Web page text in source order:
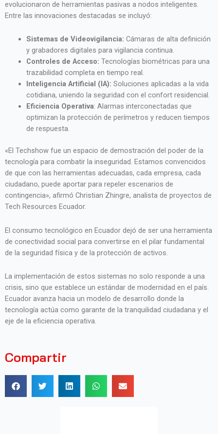
evolucionaron de herramientas pasivas a nodos inteligentes.
Entre las innovaciones destacadas se incluyó:
Sistemas de Videovigilancia: Cámaras de alta definición
y grabadores digitales para vigilancia continua.
Controles de Acceso: Tecnologías biométricas para una
trazabilidad completa en tiempo real.
Inteligencia Artificial (IA): Soluciones aplicadas a la vida
cotidiana, uniendo la seguridad con el confort residencial.
Eficiencia Operativa: Alarmas interconectadas que
optimizan la protección de perímetros y reducen tiempos
de respuesta.
«El Techshow fue un espacio de demostración del poder de la
tecnología para combatir la inseguridad. Estamos convencidos
de que con las herramientas adecuadas, cada empresa, cada
ciudadano, puede aportar para repeler escenarios de
contingencia», afirmó Christian Zhingre, analista de proyectos de
Tech Resources Ecuador.
El consumo tecnológico en Ecuador dejó de ser una herramienta
de conectividad social para convertirse en el pilar fundamental
de la seguridad física y de la protección de activos.
La implementación de estos sistemas no solo responde a una
crisis, sino que establece un estándar de modernidad en el país.
Ecuador avanza hacia un modelo de desarrollo donde la
tecnología actúa como garante de la tranquilidad ciudadana y el
eje de la eficiencia operativa.
Compartir